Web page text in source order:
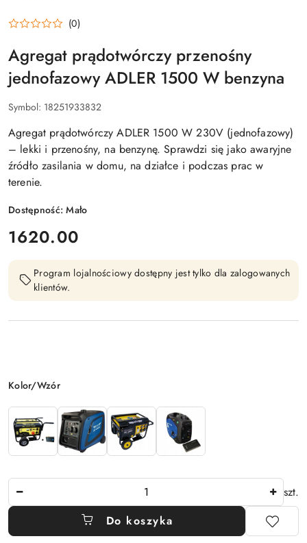
(0)
Agregat prądotwórczy przenośny
jednofazowy ADLER 1500 W benzyna
Symbol: 18251933832
Agregat prądotwórczy ADLER 1500 W 230V (jednofazowy)
– lekki i przenośny, na benzynę. Sprawdzi się jako awaryjne
źródło zasilania w domu, na działce i podczas prac w
terenie.
Dostępność:Mało
cena:
1620.00
Program lojalnościowy dostępny jest tylko dla zalogowanych
klientów.
Wariant
Kolor/Wzór
szt.
Do koszyka